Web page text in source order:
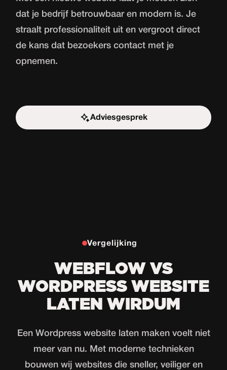
dat je bedrijf betrouwbaar en modern is. Je
straalt professionaliteit uit en vergroot direct
de kans dat bezoekers contact met je
opnemen.
Adviesgesprek
Start de uitdaging
Vergelijking
WEBFLOW VS
WORDPRESS WEBSITE
LATEN WIRDUM
Een Wordpress website laten maken voelt niet
meer van nu. Met moderne technieken
bouwen wij websites die sneller, veiliger en